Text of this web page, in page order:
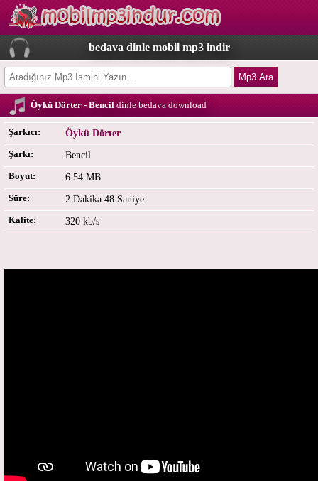
bedava dinle mobil mp3 indir
Öykü Dörter - Bencildinle bedava download
Şarkıcı: Öykü Dörter
Şarkı: Bencil
Boyut: 6.54 MB
Süre: 2 Dakika 48 Saniye
Kalite: 320 kb/s